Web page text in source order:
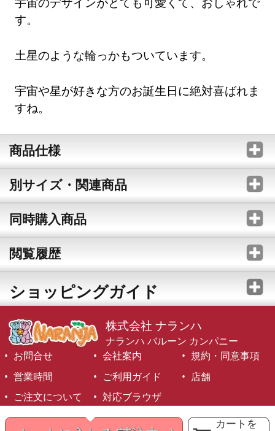
カートを
す。
土星のような輪っかもついています。
宇宙や星が好きな方のお誕生日に絶対喜ばれま
すね。
商品仕様
別サイズ・関連商品
同時購入商品
閲覧履歴
ショッピングガイド
株式会社 ナランハ
ナランハ バルーン カンパニー
お問合せ
会社案内
規約・同意事項
営業時間
ご利用ガイド
店舗
ご注文について
対応ブラウザ
©1999-2026 NARANJA Inc. All Rights Reserved.